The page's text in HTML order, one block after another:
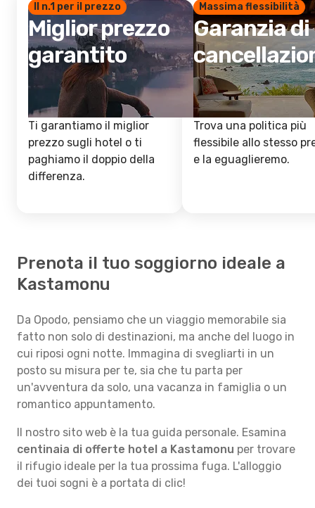
Il n.1 per il prezzo
Miglior prezzo
garantito
Ti garantiamo il miglior
prezzo sugli hotel o ti
paghiamo il doppio della
differenza.
Massima flessibilità
Garanzia di
Trova una politica più
flessibile allo stesso
e la eguaglieremo.
Prenota il tuo soggiorno ideale a
Kastamonu
Da Opodo, pensiamo che un viaggio memorabile sia
fatto non solo di destinazioni, ma anche del luogo in
cui riposi ogni notte. Immagina di svegliarti in un
posto su misura per te, sia che tu parta per
un'avventura da solo, una vacanza in famiglia o un
romantico appuntamento.
Il nostro sito web è la tua guida personale. Esamina
centinaia di offerte hotel a Kastamonu per trovare
il rifugio ideale per la tua prossima fuga. L'alloggio
dei tuoi sogni è a portata di clic!